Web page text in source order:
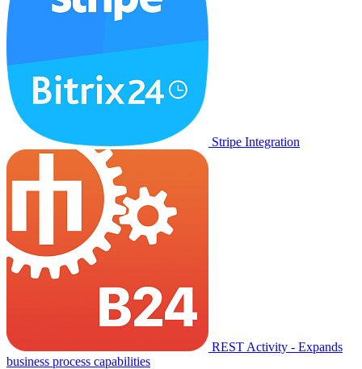
Stripe Integration
REST Activity - Expands
business process capabilities